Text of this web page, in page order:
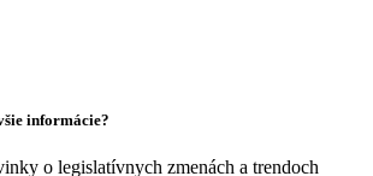
informácie?
o legislatívnych zmenách a trendoch